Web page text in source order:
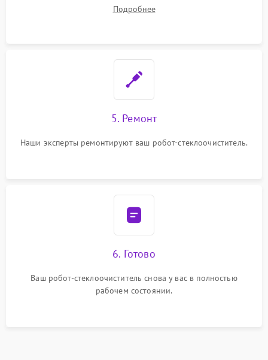
Подробнее
5. Ремонт
Наши эксперты ремонтируют ваш робот-стеклоочиститель.
6. Готово
Ваш робот-стеклоочиститель снова у вас в полностью
рабочем состоянии.